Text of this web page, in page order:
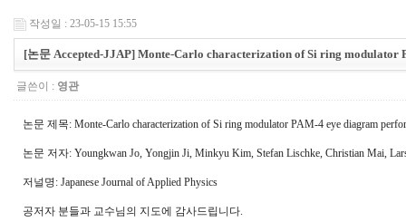
작성일 : 23-05-15 15:55
[논문 Accepted-JJAP] Monte-Carlo characterization of Si ring modulator
글쓴이 : 영관
논문 제목: Monte-Carlo characterization of Si ring modulator PAM-4 eye diagram
논문 저자: Youngkwan Jo, Yongjin Ji, Minkyu Kim, Stefan Lischke, Christian Mai,
저널명: Japanese Journal of Applied Physics
공저자 분들과 교수님의 지도에 감사드립니다.